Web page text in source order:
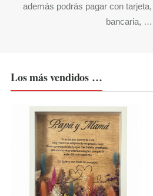
además podrás pagar con
bancaria, …
Los más vendidos …